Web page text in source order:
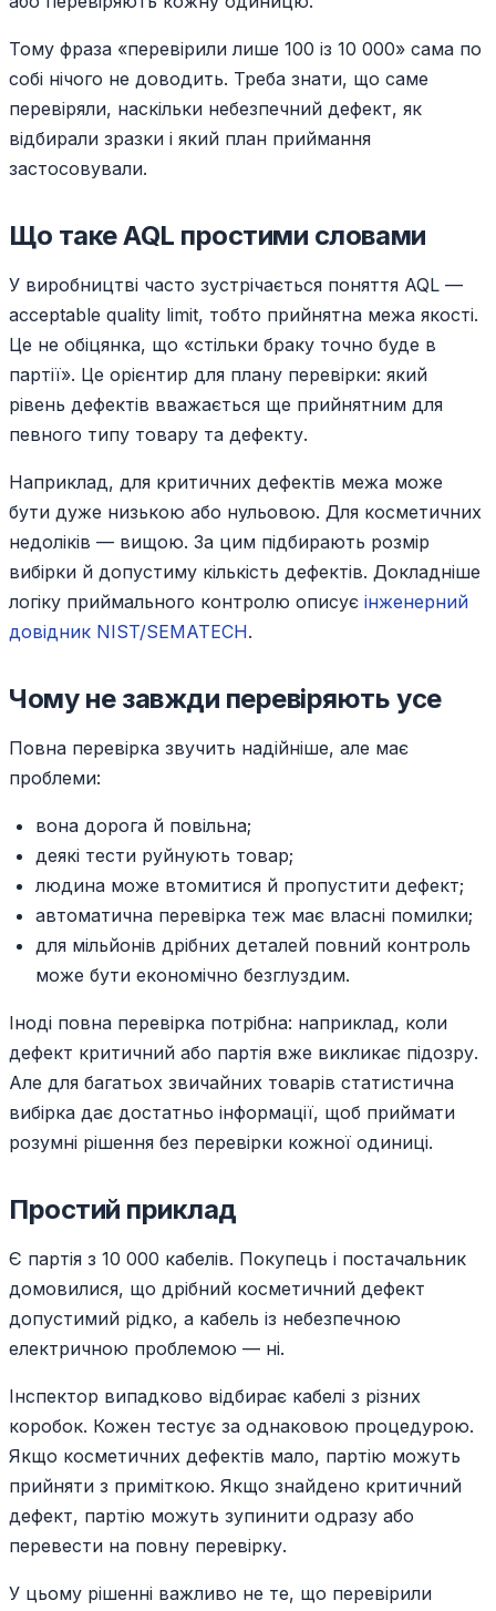
Тому фраза «перевірили лише 100 із 10 000» сама по
собі нічого не доводить. Треба знати, що саме
перевіряли, наскільки небезпечний дефект, як
відбирали зразки і який план приймання
застосовували.
Що таке AQL простими словами
У виробництві часто зустрічається поняття AQL —
acceptable quality limit, тобто прийнятна межа якості.
Це не обіцянка, що «стільки браку точно буде в
партії». Це орієнтир для плану перевірки: який
рівень дефектів вважається ще прийнятним для
певного типу товару та дефекту.
Наприклад, для критичних дефектів межа може
бути дуже низькою або нульовою. Для косметичних
недоліків — вищою. За цим підбирають розмір
вибірки й допустиму кількість дефектів. Докладніше
логіку приймального контролю описує інженерний
довідник NIST/SEMATECH.
Чому не завжди перевіряють усе
Повна перевірка звучить надійніше, але має
проблеми:
вона дорога й повільна;
деякі тести руйнують товар;
людина може втомитися й пропустити дефект;
автоматична перевірка теж має власні помилки;
для мільйонів дрібних деталей повний контроль
може бути економічно безглуздим.
Іноді повна перевірка потрібна: наприклад, коли
дефект критичний або партія вже викликає підозру.
Але для багатьох звичайних товарів статистична
вибірка дає достатньо інформації, щоб приймати
розумні рішення без перевірки кожної одиниці.
Простий приклад
Є партія з 10 000 кабелів. Покупець і постачальник
домовилися, що дрібний косметичний дефект
допустимий рідко, а кабель із небезпечною
електричною проблемою — ні.
Інспектор випадково відбирає кабелі з різних
коробок. Кожен тестує за однаковою процедурою.
Якщо косметичних дефектів мало, партію можуть
прийняти з приміткою. Якщо знайдено критичний
дефект, партію можуть зупинити одразу або
перевести на повну перевірку.
У цьому рішенні важливо не те, що перевірили